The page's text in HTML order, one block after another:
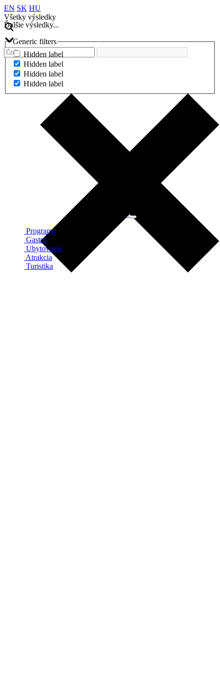
EN SK HU
Všetky výsledky
Ďalšie výsledky...
Generic filters
Hidden label
Hidden label
Hidden label
Hidden label
Programy
Gastro
Ubytovanie
Atrakcia
Turistika